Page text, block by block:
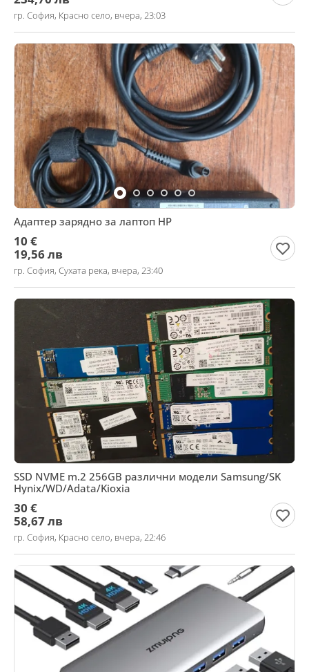
гр. София, Красно село, вчера, 23:03
Адаптер зарядно за лаптоп HP
10 €
19,56 лв
гр. София, Сухата река, вчера, 23:40
SSD NVME m.2 256GB различни модели Samsung/SK
Hynix/WD/Adata/Kioxia
30 €
58,67 лв
гр. София, Красно село, вчера, 22:46